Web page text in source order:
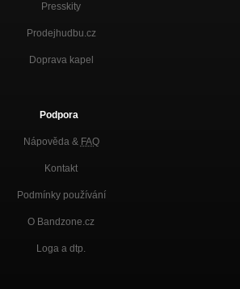
Presskity
Prodejhudbu.cz
Doprava kapel
Podpora
Nápověda & FAQ
Kontakt
Podmínky používání
O Bandzone.cz
Loga a dtp.